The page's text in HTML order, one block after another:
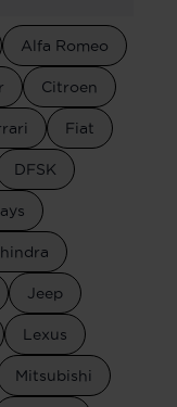
Alfa Romeo
Citroen
Fiat
DFSK
Jeep
Lexus
Mitsubishi